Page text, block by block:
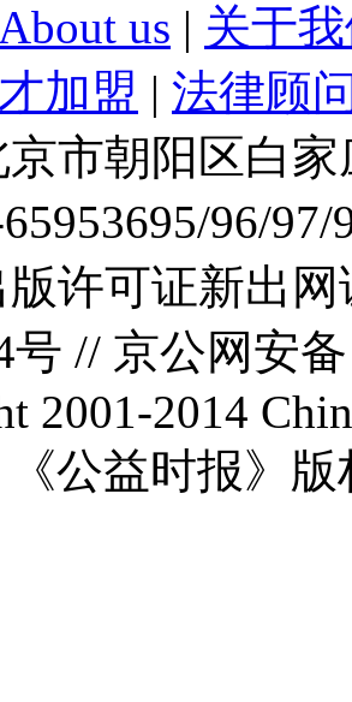
About us | 关于
加盟 | 法律顾
市朝阳区白
96/
许可证新出
号 // 京公网安
2001-2014
《公益时报》